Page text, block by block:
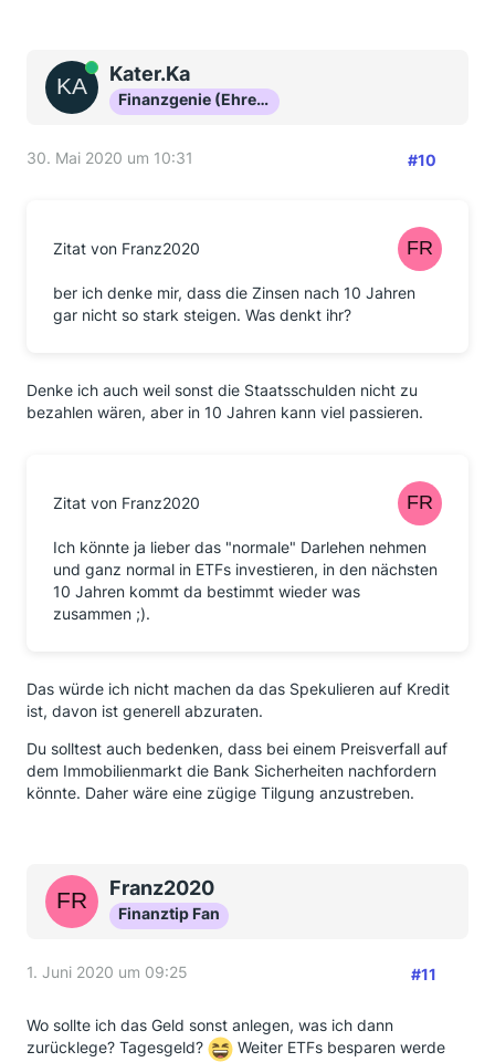
OnlineKater.Ka
Finanzgenie (Ehrenmitglied)
30. Mai 2020 um 10:31 #10
Zitat von Franz2020
ber ich denke mir, dass die Zinsen nach 10 Jahren
gar nicht so stark steigen. Was denkt ihr?
Denke ich auch weil sonst die Staatsschulden nicht zu
bezahlen wären, aber in 10 Jahren kann viel passieren.
Zitat von Franz2020
Ich könnte ja lieber das "normale" Darlehen nehmen
und ganz normal in ETFs investieren, in den nächsten
10 Jahren kommt da bestimmt wieder was
zusammen ;).
Das würde ich nicht machen da das Spekulieren auf Kredit
ist, davon ist generell abzuraten.
Du solltest auch bedenken, dass bei einem Preisverfall auf
dem Immobilienmarkt die Bank Sicherheiten nachfordern
könnte. Daher wäre eine zügige Tilgung anzustreben.
Franz2020
Finanztip Fan
1. Juni 2020 um 09:25 #11
Wo sollte ich das Geld sonst anlegen, was ich dann
zurücklege? Tagesgeld?
Weiter ETFs besparen werde